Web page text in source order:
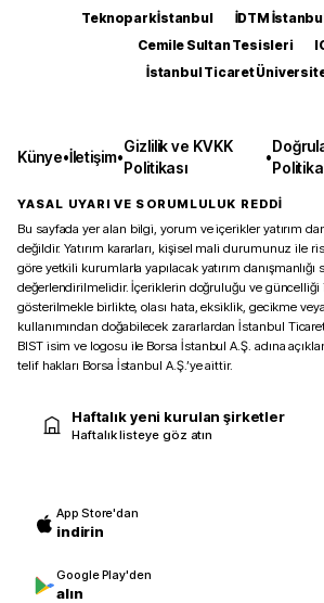
Teknopark İstanbul
İDTM
Cemile Sultan Tesisleri
İstanbul Ticaret
Künye•İletişim•
Gizlilik ve KVKK
Politikası
•
YASAL UYARI VE SORUMLULUK REDDİ
Bu sayfada yer alan bilgi, yorum ve içerikler yatırım
değildir. Yatırım kararları, kişisel mali durumunuz ile
göre yetkili kurumlarla yapılacak yatırım
değerlendirilmelidir. İçeriklerin doğruluğu ve
gösterilmekle birlikte, olası hata, eksiklik, gecikme
kullanımından doğabilecek zararlardan İstanbul
BIST isim ve logosu ile Borsa İstanbul A.Ş. adına
telif hakları Borsa İstanbul A.Ş.’ye aittir.
Haftalık yeni kurulan şirketler
Haftalık listeye göz atın
App Store'dan
indirin
Google Play'den
alın